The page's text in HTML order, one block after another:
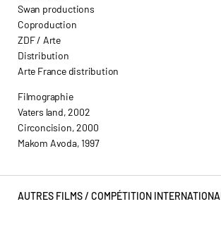
Swan productions
Coproduction
ZDF / Arte
Distribution
Arte France distribution
Filmographie
Vaters land, 2002
Circoncision, 2000
Makom Avoda, 1997
AUTRES FILMS / COMPÉTITION